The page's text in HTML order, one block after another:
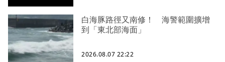
白海豚路徑又南修！ 海警範圍擴增
到「東北部海面」
2026.08.07 22:22